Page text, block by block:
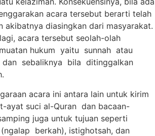
acara tersebut berarti telah
akibatnya diasingkan dari masyarakat.
acara tersebut seolah-olah
hukum yaitu sunnah atau
sebaliknya bila ditinggalkan
acara ini antara lain untuk kirim
ayat suci al-Quran dan bacaan-
juga untuk tujuan seperti
berkah), istighotsah, dan